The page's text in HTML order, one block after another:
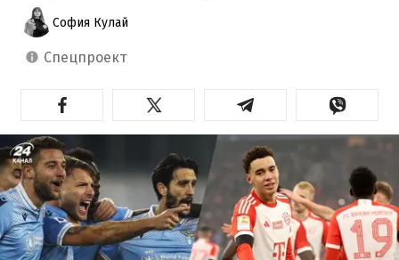
София Кулай
спецпроект